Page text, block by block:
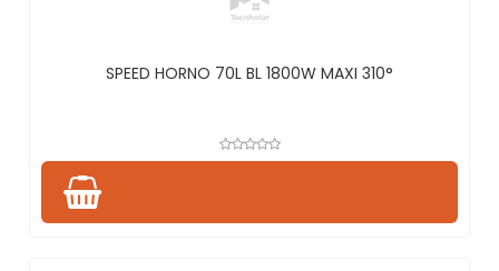
SPEED HORNO 70L BL 1800W MAXI 310°